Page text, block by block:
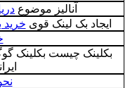
آنالیز موضوع
ایجاد بک لینک قوی خرید
بکلینک چیست بکلینک